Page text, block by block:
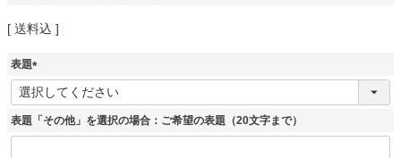
送料込
表題
(
必
須
表題「その他」を選択の場合：ご希望の表題（20文字まで）